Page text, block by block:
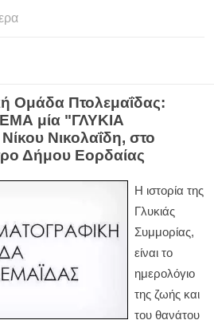
Ομάδα Πτολεμαΐδας:
μία "ΓΛΥΚΙΑ
Νικολαΐδη, στο
Δήμου Εορδαίας
Η ιστορία της
Γλυκιάς
Συμμορίας,
είναι το
ημερολόγιο
της ζωής και
του θανάτου